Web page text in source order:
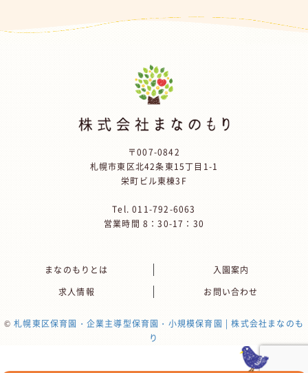
〒007-0842
札幌市東区北42条東15丁目1-1
栄町ビル東棟3F
Tel.011-792-6063
営業時間 8：30-17：30
まなのもりとは
入園案内
求人情報
お問い合わせ
©札幌東区保育園・企業主導型保育園・小規模保育園 | 株式会社まなのも
り